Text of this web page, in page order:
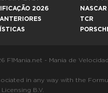
2026
NASCAR
TCR
F1Mania.net - Mania de
in any way with the Formula
B.V.